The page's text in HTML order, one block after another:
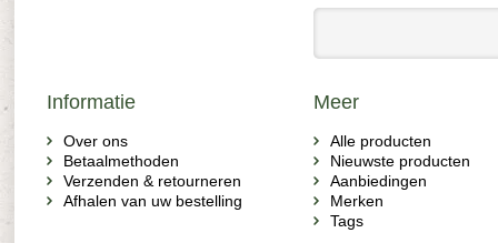
Informatie
Over ons
Betaalmethoden
Verzenden & retourneren
Afhalen van uw bestelling
Meer
Alle producten
Nieuwste producten
Aanbiedingen
Merken
Tags